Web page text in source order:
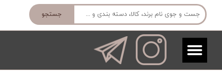
جستجو